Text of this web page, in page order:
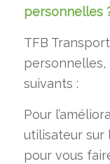
personnelles
TFB
personnelles,
suivants :
Pour
utilisateur sur
pour vous